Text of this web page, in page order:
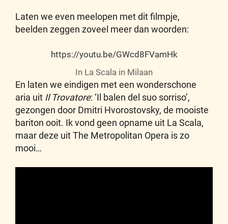
Laten we even meelopen met dit filmpje,
beelden zeggen zoveel meer dan woorden:
https://youtu.be/GWcd8FVamHk
In La Scala in Milaan
En laten we eindigen met een wonderschone
aria uit Il Trovatore: ‘Il balen del suo sorriso’,
gezongen door Dmitri Hvorostovsky, de mooiste
bariton ooit. Ik vond geen opname uit La Scala,
maar deze uit The Metropolitan Opera is zo
mooi…